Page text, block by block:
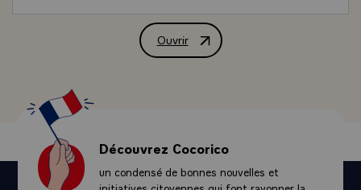
parachutiste. Dernières nées dans la très ancienne
famille militaire de la France, les unités parachutistes ont
dernière guerre, puis dans les combats d'Indochine et
d'Afrique du Nord.
- La paix revenue, elles ont poursuivi leur dur
entraînement dans une ambiance de dynamisme, de
discipline et de totale disponibilité.
- Elles ont été en_mesure d'intervenir là où le besoin se
Ouvrir
Allocution prononcée par M. Valéry
Découvrez Cocorico
un condensé de bonnes nouvelles et